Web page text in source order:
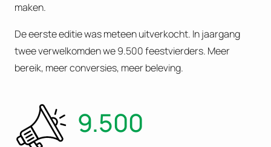
maken.
De eerste editie was meteen uitverkocht. In jaargang
twee verwelkomden we 9.500 feestvierders. Meer
bereik, meer conversies, meer beleving.
9.500